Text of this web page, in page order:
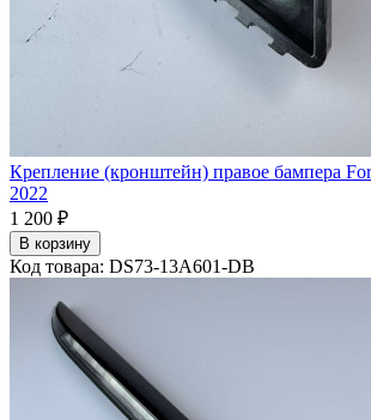
Крепление (кронштейн) правое бампера
2022
1 200 ₽
В корзину
Код товара: DS73-13A601-DB